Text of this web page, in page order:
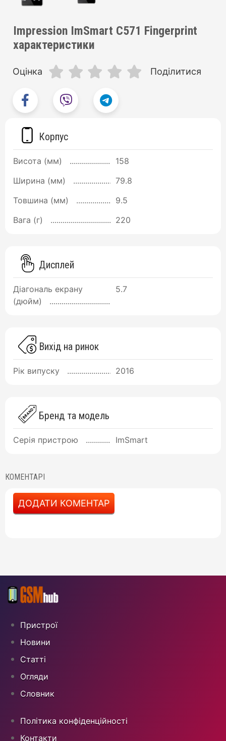
Impression ImSmart С571 Fingerprint
характеристики
Оцінка Поділитися
Корпус
Висота (мм)
158
Ширина (мм)
79.8
Товшина (мм)
9.5
Вага (г)
220
Дисплей
Діагональ екрану
(дюйм)
5.7
Вихід на ринок
Рік випуску 2016
Бренд та модель
Серія пристрою ImSmart
КОМЕНТАРІ
ДОДАТИ КОМЕНТАР
Пристрої
Новини
Статті
Огляди
Cловник
Політика конфіденційності
Контакти